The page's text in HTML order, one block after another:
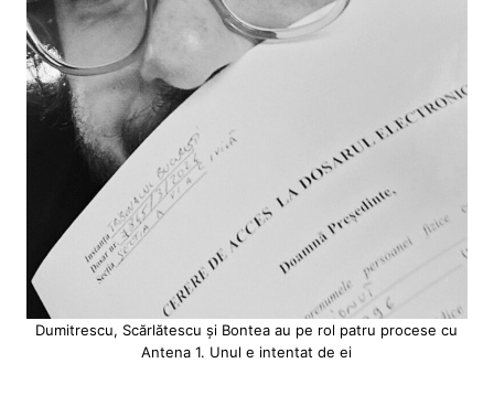
Dumitrescu, Scărlătescu și Bontea au pe rol patru procese cu
Antena 1. Unul e intentat de ei